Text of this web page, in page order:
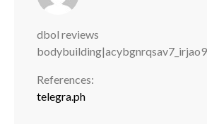
dbol reviews
References:
telegra.ph